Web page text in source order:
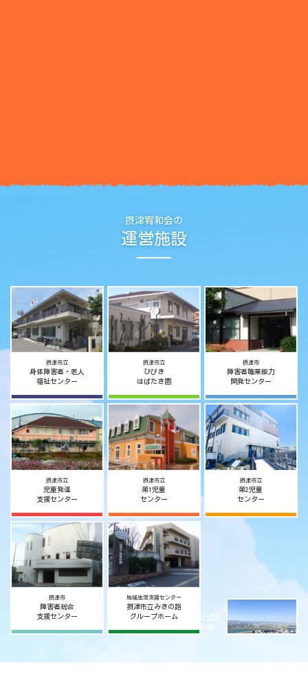
摂津宥和会の
運営施設
社会福祉法人
摂津宥和会
摂津市立
身体障害者・老人
福祉センター
摂津市立
ひびき
はばたき園
摂津市
障害者職業能力
開発センター
摂津市立
児童発達
支援センター
摂津市立
第1児童
センター
摂津市立
第2児童
センター
摂津市
障害者総合
支援センター
地域生活支援センター
摂津市立みきの路
グループホーム